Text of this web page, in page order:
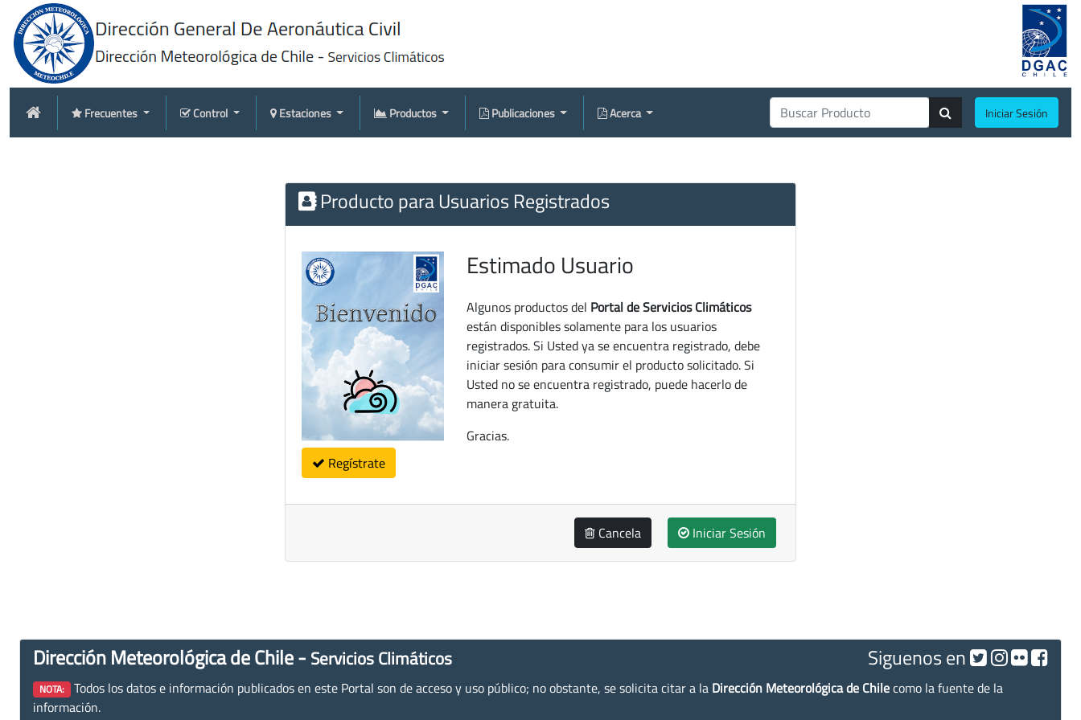
Frecuentes Control Estaciones Productos Publicaciones Acerca Iniciar Sesión
Producto para Usuarios Registrados
Regístrate
Estimado Usuario
Algunos productos del Portal de Servicios Climáticos
están disponibles solamente para los usuarios
registrados. Si Usted ya se encuentra registrado, debe
iniciar sesión para consumir el producto solicitado. Si
Usted no se encuentra registrado, puede hacerlo de
manera gratuita.
Gracias.
Cancela Iniciar Sesión
Dirección Meteorológica de Chile - Servicios Climáticos Siguenos en
NOTA: Todos los datos e información publicados en este Portal son de acceso y uso público; no obstante, se solicita citar a la Dirección Meteorológica de Chilecomo la fuente de la
información.